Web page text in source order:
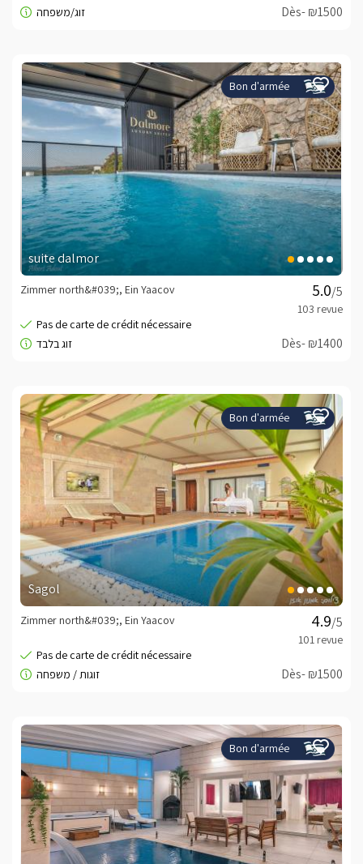
Dès- ₪1500
Bon d'armée
suite dalmor
/5
Zimmer north&#039;, Ein Yaacov
Dès- ₪1400
Bon d'armée
Sagol
/5
Zimmer north&#039;, Ein Yaacov
Dès- ₪1500
Bon d'armée